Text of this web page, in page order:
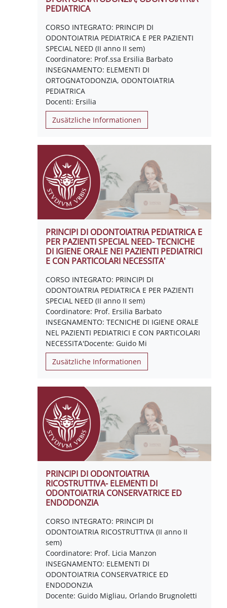
PEDIATRICA
CORSO INTEGRATO: PRINCIPI DI
ODONTOIATRIA PEDIATRICA E PER PAZIENTI
SPECIAL NEED (II anno II sem)
Coordinatore: Prof.ssa Ersilia Barbato
INSEGNAMENTO: ELEMENTI DI
ORTOGNATODONZIA, ODONTOIATRIA
PEDIATRICA
Docenti: Ersilia
Zusätzliche Informationen
PRINCIPI DI ODONTOIATRIA PEDIATRICA E
PER PAZIENTI SPECIAL NEED- TECNICHE
DI IGIENE ORALE NEI PAZIENTI PEDIATRICI
E CON PARTICOLARI NECESSITA'
CORSO INTEGRATO: PRINCIPI DI
ODONTOIATRIA PEDIATRICA E PER PAZIENTI
SPECIAL NEED (II anno II sem)
Coordinatore: Prof. Ersilia Barbato
INSEGNAMENTO: TECNICHE DI IGIENE ORALE
NEL PAZIENTI PEDIATRICI E CON PARTICOLARI
NECESSITA'Docente: Guido Mi
Zusätzliche Informationen
PRINCIPI DI ODONTOIATRIA
RICOSTRUTTIVA- ELEMENTI DI
ODONTOIATRIA CONSERVATRICE ED
ENDODONZIA
CORSO INTEGRATO: PRINCIPI DI
ODONTOIATRIA RICOSTRUTTIVA (II anno II
sem)
Coordinatore: Prof. Licia Manzon
INSEGNAMENTO: ELEMENTI DI
ODONTOIATRIA CONSERVATRICE ED
ENDODONZIA
Docente: Guido Migliau, Orlando Brugnoletti